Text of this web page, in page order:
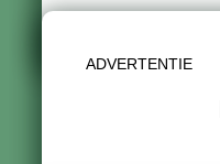
ADVERTENTIE